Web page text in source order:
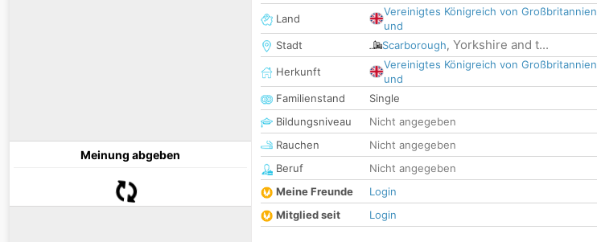
Meinung abgeben
Land
Vereinigtes Königreich von Großbritannien
und
Stadt
Scarborough, Yorkshire and t...
Herkunft
Vereinigtes Königreich von Großbritannien
und
Familienstand
Single
Bildungsniveau
Nicht angegeben
Rauchen
Nicht angegeben
Beruf
Nicht angegeben
Meine Freunde
Login
Mitglied seit
Login